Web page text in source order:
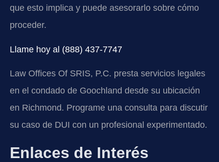
que esto implica y puede asesorarlo sobre cómo
proceder.
Llame hoy al (888) 437-7747
Law Offices Of SRIS, P.C. presta servicios legales
en el condado de Goochland desde su ubicación
en Richmond. Programe una consulta para discutir
su caso de DUI con un profesional experimentado.
Enlaces de Interés